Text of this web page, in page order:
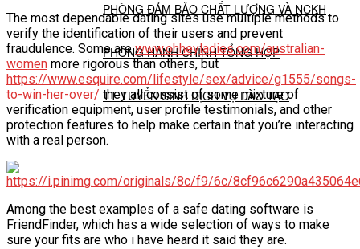
PHÒNG ĐẢM BẢO CHẤT LƯỢNG VÀ NCKH
PHÒNG HÀNH CHÍNH TỔNG HỢP
TT TUYỂN SINH DỊCH VỤ ĐÀO TẠO
NGHIÊN CỨU KHOA HỌC
VĂN BẢN
THƯ VIỆN
The most dependable dating sites use multiple methods to
verify the identification of their users and prevent
fraudulence. Some arewww.ohheyladies.com/australian-
women more rigorous than others, but
https://www.esquire.com/lifestyle/sex/advice/g1555/songs-
to-win-her-over/ they all consist of some mixture of
verification equipment, user profile testimonials, and other
protection features to help make certain that you’re interacting
with a real person.
Among the best examples of a safe dating software is
FriendFinder, which has a wide selection of ways to make
sure your fits are who i have heard it said they are.